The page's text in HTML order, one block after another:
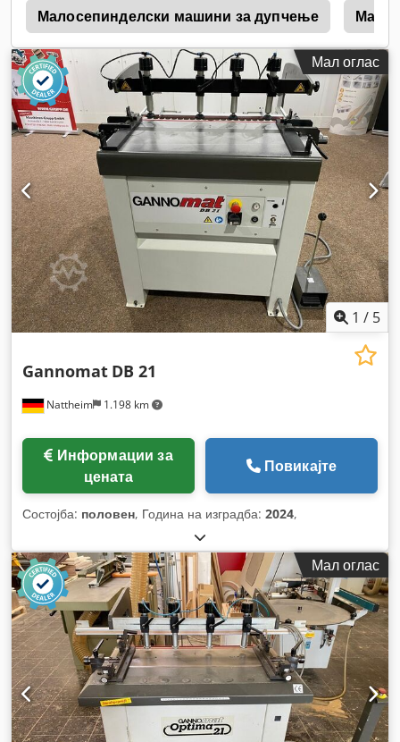
Малосепинделски машини за дупчење
Мал оглас
1 / 5
Nattheim 1.198 km
Gannomat DB 21
цената
Повикајте
Состојба: половен, Година на изградба: 2024,
Мал оглас